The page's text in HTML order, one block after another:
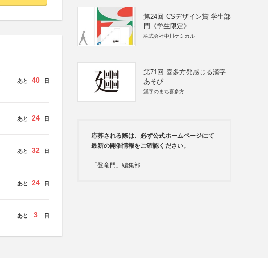
あと 40 日
あと 24 日
あと 32 日
あと 24 日
あと 3 日
第24回 CSデザイン賞 学生部
門《学生限定》
株式会社中川ケミカル
第71回 喜多方発感じる漢字
あそび
漢字のまち喜多方
応募される際は、必ず公式ホームページにて
最新の開催情報をご確認ください。
「登竜門」編集部